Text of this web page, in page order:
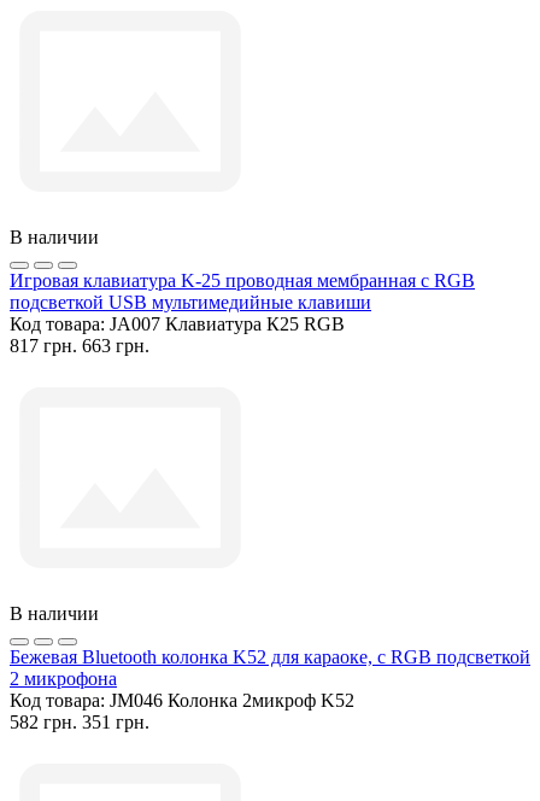
В наличии
Игровая клавиатура K-25 проводная мембранная с RGB
подсветкой USB мультимедийные клавиши
Код товара: JA007 Клавиатура К25 RGB
817 грн. 663 грн.
В наличии
Бежевая Bluetooth колонка K52 для караоке, с RGB подсветкой
2 микрофона
Код товара: JM046 Колонка 2микроф K52
582 грн. 351 грн.